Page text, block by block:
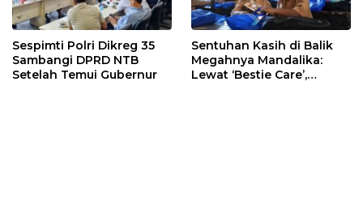
Sespimti Polri Dikreg 35
Sambangi DPRD NTB
Setelah Temui Gubernur
Sentuhan Kasih di Balik
Megahnya Mandalika:
Lewat ‘Bestie Care’,